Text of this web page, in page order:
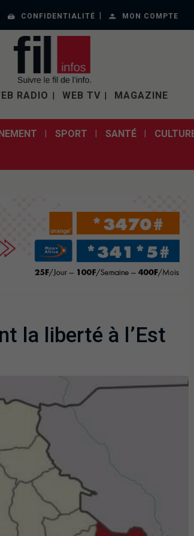
CONFIDENTIALITÉ MON COMPTE
RADIO WEB TV MAGAZINE
SPORT SANTÉ
la liberté à l’Est